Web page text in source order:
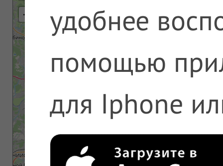
⇢
удобнее
помощью
для Iphone